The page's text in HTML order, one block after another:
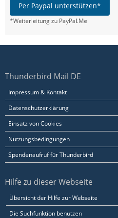
Per Paypal unterstützen*
*Weiterleitung zu PayPal.Me
Thunderbird Mail DE
Impressum & Kontakt
Datenschutzerklärung
Einsatz von Cookies
Nutzungsbedingungen
Spendenaufruf für Thunderbird
Hilfe zu dieser Webseite
Übersicht der Hilfe zur Webseite
Die Suchfunktion benutzen